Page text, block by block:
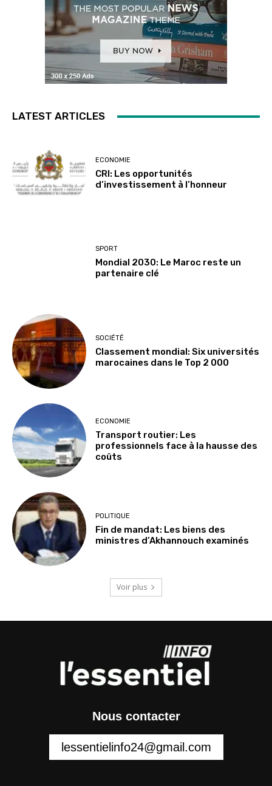
LATEST ARTICLES
ECONOMIE
CRI: Les opportunités
d’investissement à l’honneur
SPORT
Mondial 2030: Le Maroc reste un
partenaire clé
SOCIÉTÉ
Classement mondial: Six universités
marocaines dans le Top 2 000
ECONOMIE
Transport routier: Les
professionnels face à la hausse des
coûts
POLITIQUE
Fin de mandat: Les biens des
ministres d’Akhannouch examinés
Voir plus
Nous contacter
lessentielinfo24@gmail.com